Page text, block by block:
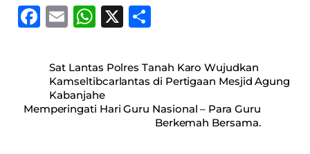
F
a
c
e
b
E
m
ai
l
W
h
at
s
A
X
ar
e
Sat Lantas Polres Tanah Karo Wujudkan
Kamseltibcarlantas di Pertigaan Mesjid Agung
Kabanjahe
Memperingati Hari Guru Nasional – Para Guru
Berkemah Bersama.